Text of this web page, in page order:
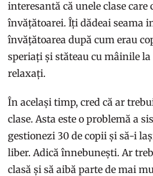
interesantă că unele clase
învățătoarei. Îți dădeai seama
învățătoarea după cum erau
speriați și stăteau cu mâinile
relaxați.
În același timp, cred că ar
clase. Asta este o problemă a
gestionezi 30 de copii și să-i
liber. Adică înnebunești. Ar
clasă și să aibă parte de mai